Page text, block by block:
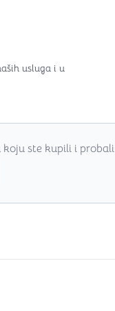
usluga i u
koju ste kupili i